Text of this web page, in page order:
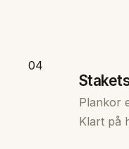
04
Plankor
Klart på